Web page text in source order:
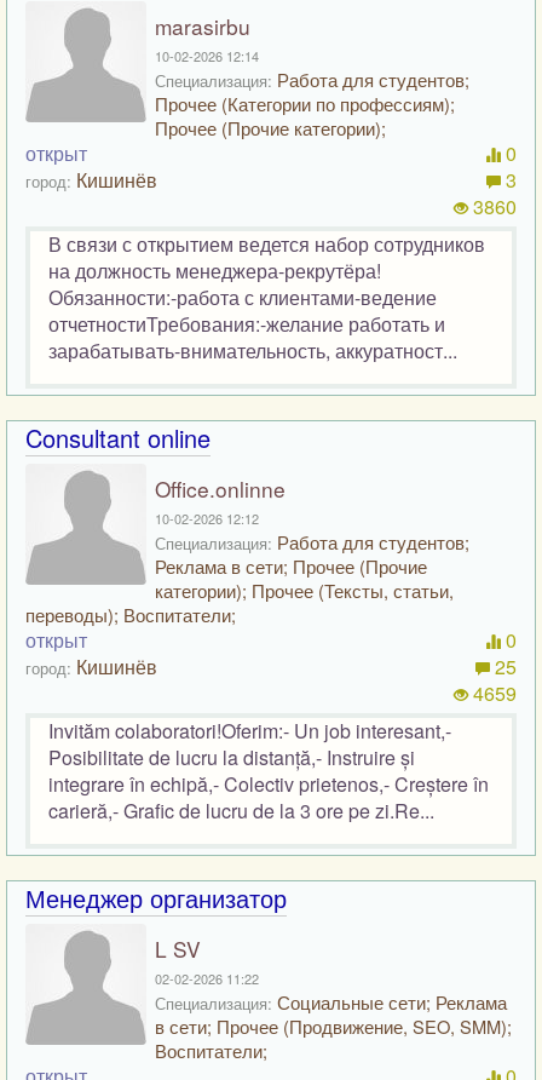
marasirbu
10-02-2026 12:14
Специализация: Работа для студентов;
Прочее (Категории по профессиям);
Прочее (Прочие категории);
открыт
город: Кишинёв
0
3
3860
В связи с открытием ведется набор сотрудников
на должность менеджера-рекрутёра!
Обязанности:-работа с клиентами-ведение
отчетностиТребования:-желание работать и
зарабатывать-внимательность, аккуратност...
Consultant online
Office.onlinne
10-02-2026 12:12
Специализация: Работа для студентов;
Реклама в сети; Прочее (Прочие
категории); Прочее (Тексты, статьи,
переводы); Воспитатели;
открыт
город: Кишинёв
0
25
4659
Invităm colaboratori!Oferim:- Un job interesant,-
Posibilitate de lucru la distanță,- Instruire și
integrare în echipă,- Colectiv prietenos,- Creștere în
carieră,- Grafic de lucru de la 3 ore pe zi.Re...
Менеджер организатор
L SV
02-02-2026 11:22
Специализация: Социальные сети; Реклама
в сети; Прочее (Продвижение, SEO, SMM);
Воспитатели;